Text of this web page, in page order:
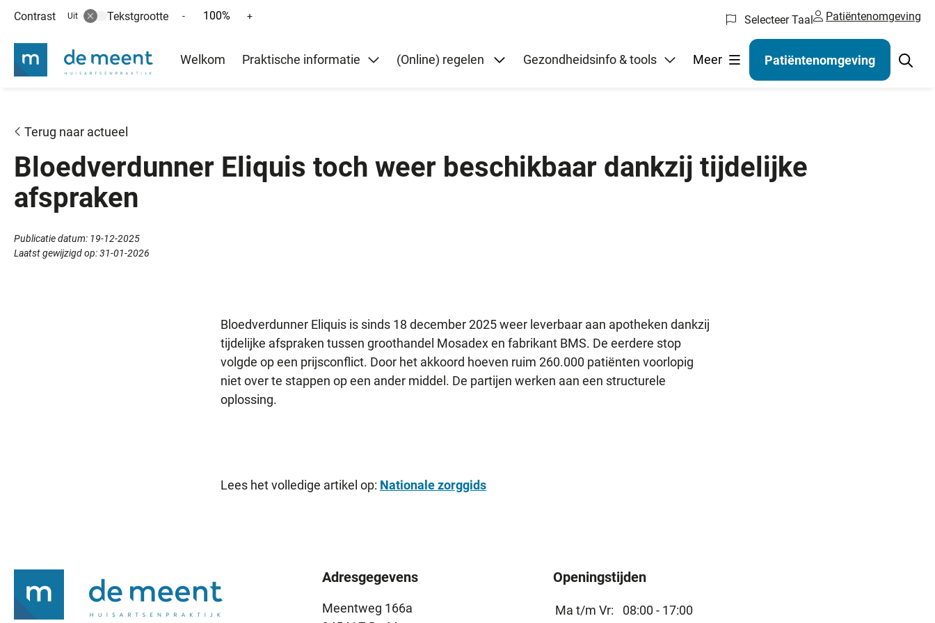
Contrast Uit Tekstgrootte
Tekst
10%
- 100%
Tekst
10%
+ Selecteer Taal Patiëntenomgeving
Hoofd
Welkom Praktische informatie (Online) regelen Submenu: (Online) regelen
Gezondheidsinfo & tools Meer Patiëntenomgeving
Bloedverdunner Eliquis toch weer beschikbaar dankzij tijdelijke
afspraken
Terug naar actueel
Publicatie datum: 19-12-2025
Laatst gewijzigd op:31-01-2026
Bloedverdunner Eliquis is sinds 18 december 2025 weer leverbaar aan apotheken dankzij
tijdelijke afspraken tussen groothandel Mosadex en fabrikant BMS. De eerdere stop
volgde op een prijsconflict. Door het akkoord hoeven ruim 260.000 patiënten voorlopig
niet over te stappen op een ander middel. De partijen werken aan een structurele
oplossing.
Lees het volledige artikel op: Nationale zorggids
Adresgegevens
Meentweg 166a
Openingstijden
Ma t/m Vr: 08:00 - 17:00